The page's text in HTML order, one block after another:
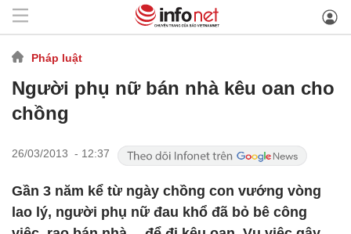
Pháp luật
Người phụ nữ bán nhà kêu oan cho
chồng
26/03/2013 - 12:37
Gần 3 năm kể từ ngày chồng con vướng vòng
lao lý, người phụ nữ đau khổ đã bỏ bê công